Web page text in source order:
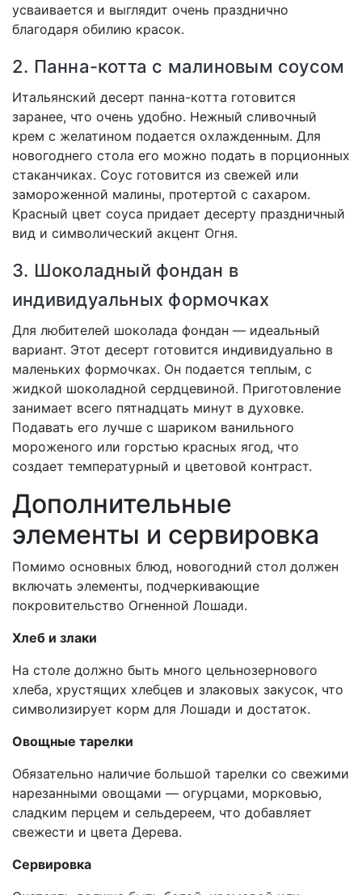
усваивается и выглядит очень празднично
благодаря обилию красок.
2. Панна-котта с малиновым соусом
Итальянский десерт панна-котта готовится
заранее, что очень удобно. Нежный сливочный
крем с желатином подается охлажденным. Для
новогоднего стола его можно подать в порционных
стаканчиках. Соус готовится из свежей или
замороженной малины, протертой с сахаром.
Красный цвет соуса придает десерту праздничный
вид и символический акцент Огня.
3. Шоколадный фондан в
индивидуальных формочках
Для любителей шоколада фондан — идеальный
вариант. Этот десерт готовится индивидуально в
маленьких формочках. Он подается теплым, с
жидкой шоколадной сердцевиной. Приготовление
занимает всего пятнадцать минут в духовке.
Подавать его лучше с шариком ванильного
мороженого или горстью красных ягод, что
создает температурный и цветовой контраст.
Дополнительные
элементы и сервировка
Помимо основных блюд, новогодний стол должен
включать элементы, подчеркивающие
покровительство Огненной Лошади.
Хлеб и злаки
На столе должно быть много цельнозернового
хлеба, хрустящих хлебцев и злаковых закусок, что
символизирует корм для Лошади и достаток.
Овощные тарелки
Обязательно наличие большой тарелки со свежими
нарезанными овощами — огурцами, морковью,
сладким перцем и сельдереем, что добавляет
свежести и цвета Дерева.
Сервировка